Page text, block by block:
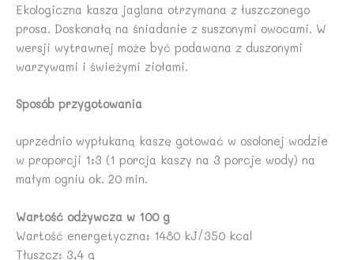
Ekologiczna kasza jaglana otrzymana z łuszczonego
prosa. Doskonałą na śniadanie z suszonymi owocami. W
wersji wytrawnej może być podawana z duszonymi
warzywami i świeżymi ziołami.
Sposób przygotowania
uprzednio wypłukaną kaszę gotować w osolonej wodzie
w proporcji 1:3 (1 porcja kaszy na 3 porcje wody) na
małym ogniu ok. 20 min.
Wartość odżywcza w 100 g
Wartość energetyczna: 1480 kJ/350 kcal
Tłuszcz: 3,4 g